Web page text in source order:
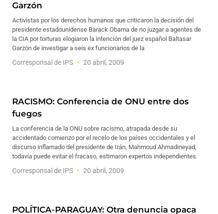
Garzón
Activistas por los derechos humanos que criticaron la decisión del
presidente estadounidense Barack Obama de no juzgar a agentes de
la CIA por torturas elogiaron la intención del juez español Baltasar
Garzón de investigar a seis ex funcionarios de la
Corresponsal de IPS 20 abril, 2009
RACISMO: Conferencia de ONU entre dos
fuegos
La conferencia de la ONU sobre racismo, atrapada desde su
accidentado comienzo por el recelo de los países occidentales y el
discurso inflamado del presidente de Irán, Mahmoud Ahmadineyad,
todavía puede evitar el fracaso, estimaron expertos independientes.
Corresponsal de IPS 20 abril, 2009
POLÍTICA-PARAGUAY: Otra denuncia opaca